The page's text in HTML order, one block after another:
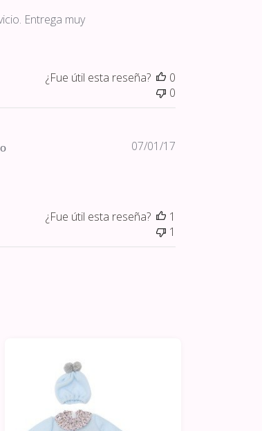
Entrega muy
¿Fue útil esta reseña?
0
0
Fecha
07/01/17
¿Fue útil esta reseña?
1
1